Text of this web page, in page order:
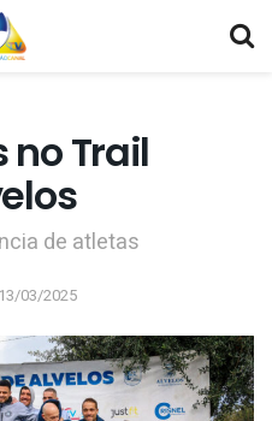
no Trail
de atletas
13/03/2025